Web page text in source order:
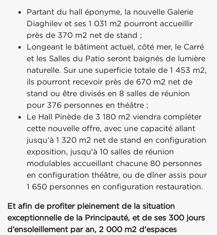
Partant du hall éponyme, la nouvelle Galerie
Diaghilev et ses 1 031 m2 pourront accueillir
près de 370 m2 net de stand ;
Longeant le bâtiment actuel, côté mer, le Carré
et les Salles du Patio seront baignés de lumière
naturelle. Sur une superficie totale de 1 453 m2,
ils pourront recevoir près de 670 m2 net de
stand ou être divisés en 8 salles de réunion
pour 376 personnes en théâtre ;
Le Hall Pinède de 3 180 m2 viendra compléter
cette nouvelle offre, avec une capacité allant
jusqu’à 1 320 m2 net de stand en configuration
exposition, jusqu'à 10 salles de réunion
modulables accueillant chacune 80 personnes
en configuration théâtre, ou de dîner assis pour
1 650 personnes en configuration restauration.
Et afin de profiter pleinement de la situation
exceptionnelle de la Principauté, et de ses 300 jours
d’ensoleillement par an, 2 000 m2 d'espaces